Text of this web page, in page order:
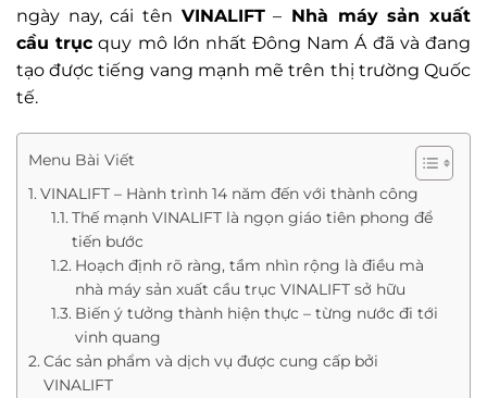
ngày nay, cái tên VINALIFT– Nhà máy sản xuất
cầu trục quy mô lớn nhất Đông Nam Á đã và đang
tạo được tiếng vang mạnh mẽ trên thị trường Quốc
tế.
Menu Bài Viết
VINALIFT – Hành trình 14 năm đến với thành công
Thế mạnh VINALIFT là ngọn giáo tiên phong để
tiến bước
Hoạch định rõ ràng, tầm nhìn rộng là điều mà
nhà máy sản xuất cầu trục VINALIFT sở hữu
Biến ý tưởng thành hiện thực – từng nước đi tới
vinh quang
Các sản phẩm và dịch vụ được cung cấp bởi
VINALIFT